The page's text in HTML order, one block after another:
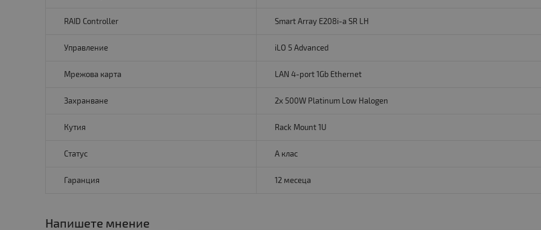
RAID Controller Smart Array E208i-a SR LH
Управление iLO 5 Advanced
Мрежова карта LAN 4-port 1Gb Ethernet
Захранване 2x 500W Platinum Low Halogen
Кутия Rack Mount 1U
Статус A клас
Гаранция 12 месеца
Напишете мнение